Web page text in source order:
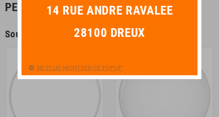
PEAU
Sous-catégories
14 RUE ANDRE RAVALEE
28100 DREUX
NE PLUS MONTRER CE POPUP.